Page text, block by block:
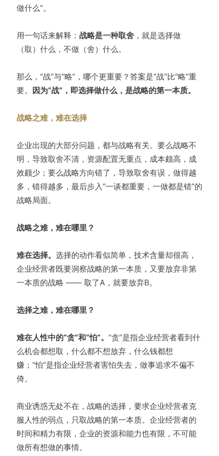
做什么”。
用一句话来解释： 战略是一种取舍，就是选择做
（取）什么，不做（舍）什么。
那么，“战”与“略”，哪个更重要？答案是“战”比“略”重
要。
因为“战”，即选择做什么，是战略的第一本质。
战略之难，难在选择
企业出现的大部分问题，都与战略有关。要么战略不
明，导致取舍不清，资源配置无重点，成本颇高，成
效颇少；要么战略方向错了，导致取舍有误，做得越
多，错得越多，最后步入“一谈都重要，一做都是错”的
战略局面。
战略之难，难在哪里？
难在选择。 选择的动作看似简单，技术含量却很高，
企业经营者既要洞察战略的第一本质，又要放弃非第
一本质的战略 —— 取了A，就要放弃B。
选择之难，难在哪里？
难在人性中的“贪”和“怕”。 “贪”是指企业经营者看到什
么机会都想取，什么都不想放弃，什么钱都想
赚；“怕”是指企业经营者害怕失去，做事追求不偏不
倚。
商业诱惑无处不在，战略的选择，要求企业经营者克
服人性的弱点，只取战略的第一本质。企业经营者的
时间和精力有限，企业的资源和能力也有限，不可能
做所有想做的事情。